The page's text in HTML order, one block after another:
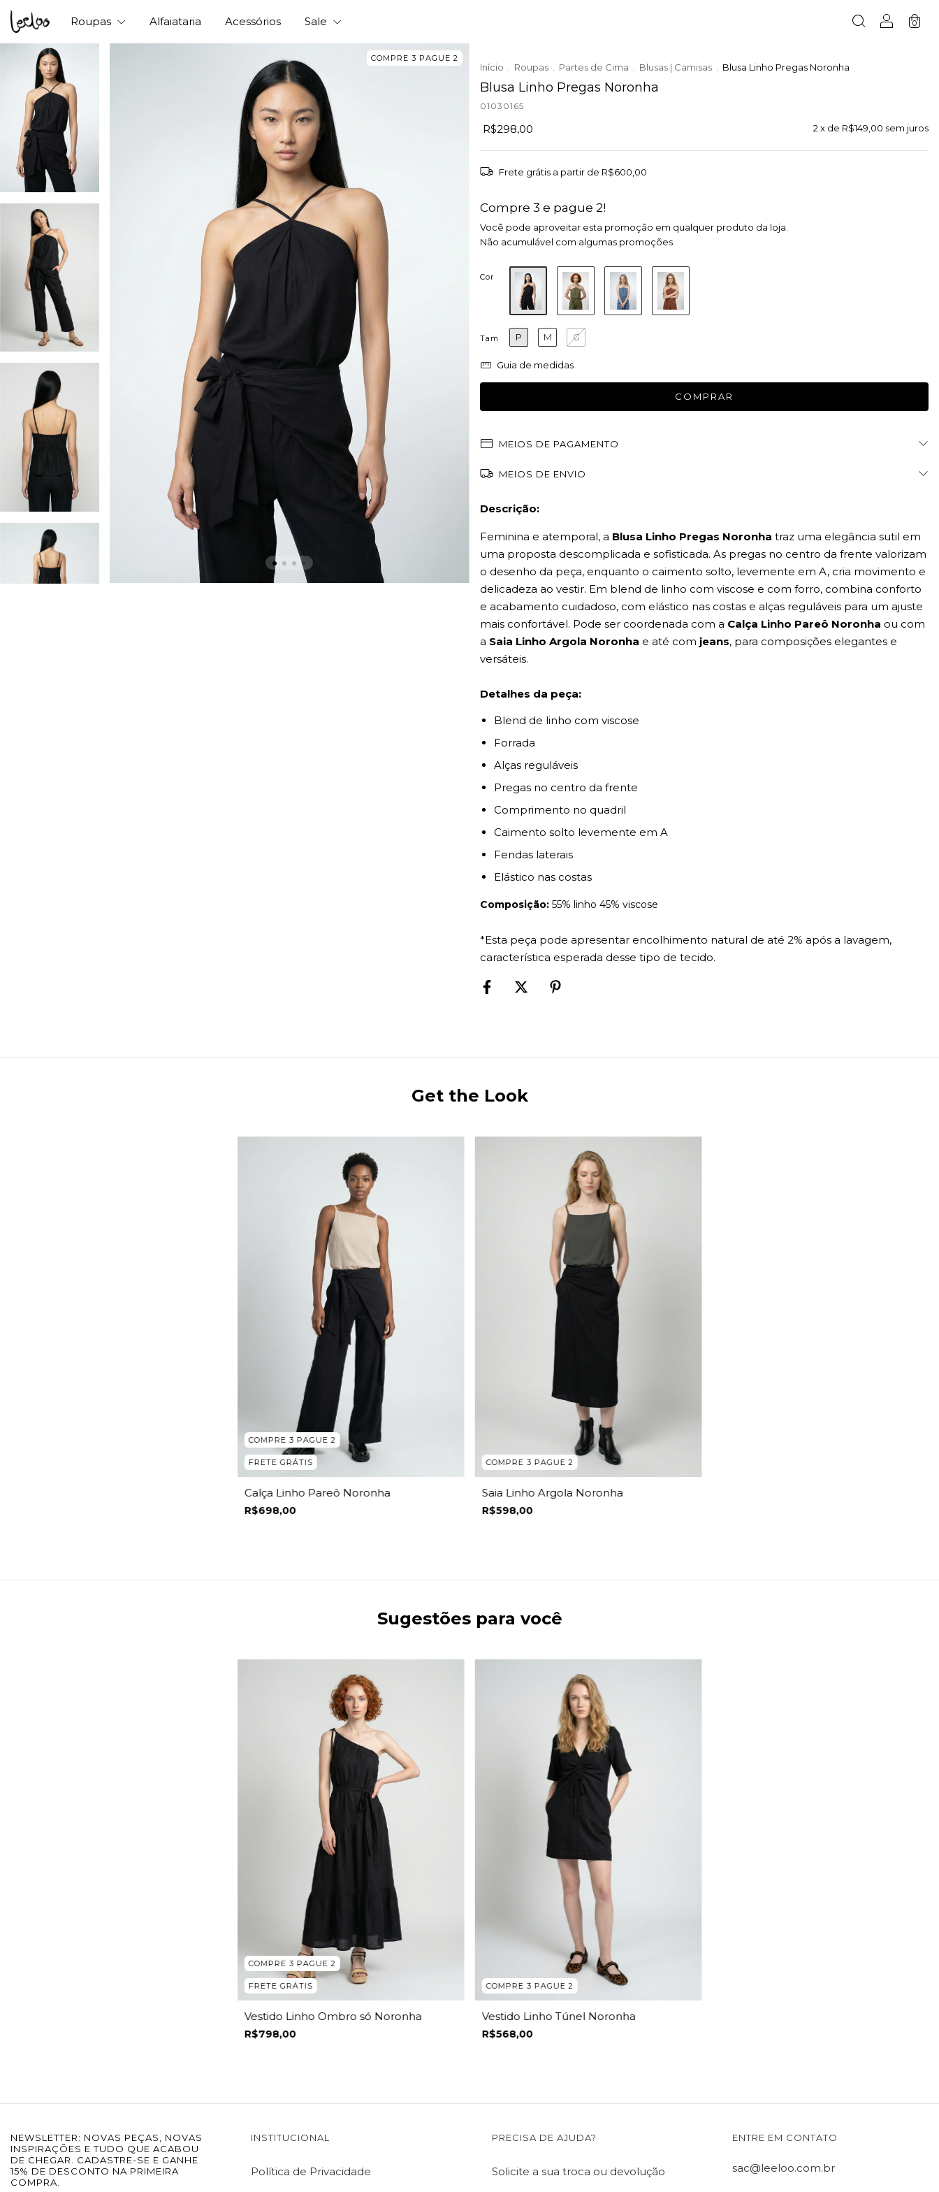
Roupas Alfaiataria Acessórios Sale 0
COMPRE 3 PAGUE 2
Início Roupas Partes de Cima Blusas | Camisas Blusa Linho Pregas Noronha
Blusa Linho Pregas Noronha
01030165
R$298,00 2 x de R$149,00 sem juros
Frete grátis a partir de R$600,00
Compre 3 e pague 2!
Você pode aproveitar esta promoção em qualquer produto da loja.
Não acumulável com algumas promoções
Cor
Tam P M G
Guia de medidas
MEIOS DE PAGAMENTO
MEIOS DE ENVIO
Descrição:
Feminina e atemporal, a Blusa Linho Pregas Noronha traz uma elegância sutil em
uma proposta descomplicada e sofisticada. As pregas no centro da frente valorizam
o desenho da peça, enquanto o caimento solto, levemente em A, cria movimento e
delicadeza ao vestir. Em blend de linho com viscose e com forro, combina conforto
e acabamento cuidadoso, com elástico nas costas e alças reguláveis para um ajuste
mais confortável. Pode ser coordenada com a Calça Linho Pareô Noronha ou com
a Saia Linho Argola Noronha e até com jeans, para composições elegantes e
versáteis.
Detalhes da peça:
Blend de linho com viscose
Forrada
Alças reguláveis
Pregas no centro da frente
Comprimento no quadril
Caimento solto levemente em A
Fendas laterais
Elástico nas costas
Composição: 55% linho 45% viscose
*Esta peça pode apresentar encolhimento natural de até 2% após a lavagem,
característica esperada desse tipo de tecido.
Get the Look
COMPRE 3 PAGUE 2
FRETE GRÁTIS
Calça Linho Pareô Noronha
R$698,00
COMPRE 3 PAGUE 2
Saia Linho Argola Noronha
R$598,00
Sugestões para você
COMPRE 3 PAGUE 2
FRETE GRÁTIS
Vestido Linho Ombro só Noronha
R$798,00
COMPRE 3 PAGUE 2
Vestido Linho Túnel Noronha
R$568,00
NEWSLETTER: NOVAS PEÇAS, NOVAS
INSPIRAÇÕES E TUDO QUE ACABOU
DE CHEGAR. CADASTRE-SE E GANHE
15% DE DESCONTO NA PRIMEIRA
COMPRA.
INSTITUCIONAL
Política de Privacidade
PRECISA DE AJUDA?
Solicite a sua troca ou devolução
ENTRE EM CONTATO
sac@leeloo.com.br